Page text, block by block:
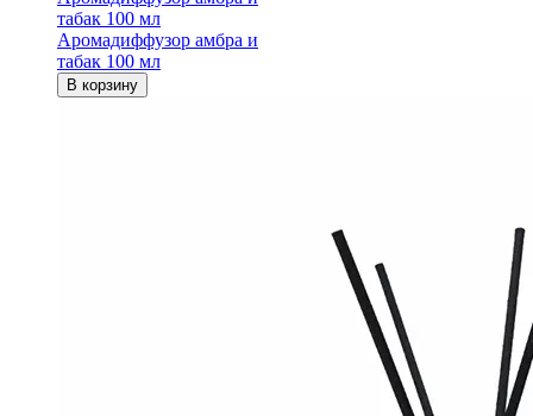
табак 100 мл
Аромадиффузор амбра и
табак 100 мл
В корзину